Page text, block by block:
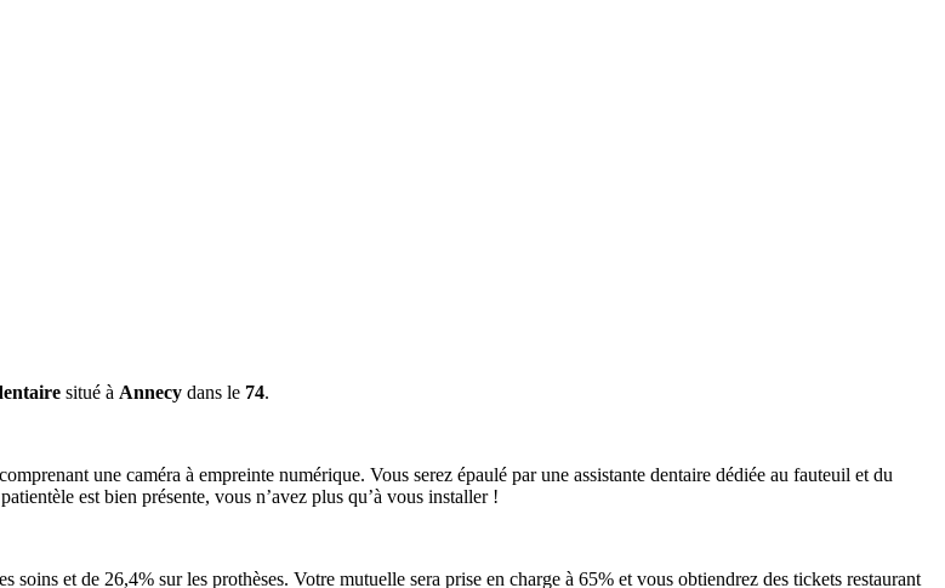
situé à Annecy dans le 74.
une caméra à empreinte numérique. Vous serez épaulé par une assistante dentaire dédiée au fauteuil et du
est bien présente, vous n’avez plus qu’à vous installer !
et de 26,4% sur les prothèses. Votre mutuelle sera prise en charge à 65% et vous obtiendrez des tickets restaurant